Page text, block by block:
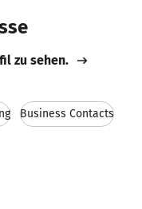
zu sehen.
Business Contacts